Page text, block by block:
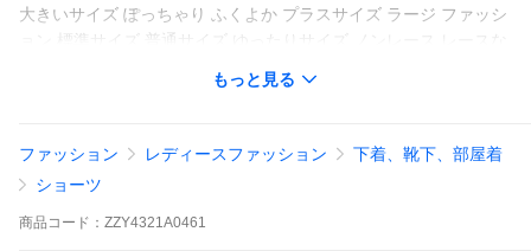
大きいサイズ ぽっちゃり ふくよか プラスサイズ ラージ ファッシ
ョン 標準サイズ 普通サイズ ゆったりサイズ ノンレース レースな
し らくちん 締め付けない 脚口 お腹 ストレッチ 伸びる お買い得
セット まとめ買い セット お得 春 夏 秋 冬 [comment] 楽なのにキ
ット感で段差のないお尻に。お客様の声をもとに改良をした３分
け・・・ショーツにはお悩みがいっぱい。ハリパンなら楽なのに
キレイ！【素材の
もっと見る
ファッション レディースファッション
下着、靴下、部屋着
ショーツ
商品 コード： ZZY4321A0461